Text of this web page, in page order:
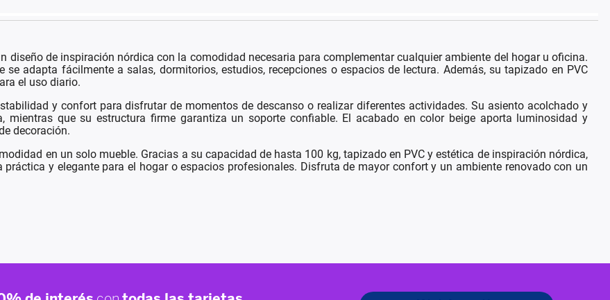
diseño de inspiración nórdica con la comodidad necesaria para complementar cualquier ambiente del hogar u oficina.
adapta fácilmente a salas, dormitorios, estudios, recepciones o espacios de lectura. Además, su tapizado en PVC
el uso diario.
y confort para disfrutar de momentos de descanso o realizar diferentes actividades. Su asiento acolchado y
mientras que su estructura firme garantiza un soporte confiable. El acabado en color beige aporta luminosidad y
decoración.
en un solo mueble. Gracias a su capacidad de hasta 100 kg, tapizado en PVC y estética de inspiración nórdica,
y elegante para el hogar o espacios profesionales. Disfruta de mayor confort y un ambiente renovado con un